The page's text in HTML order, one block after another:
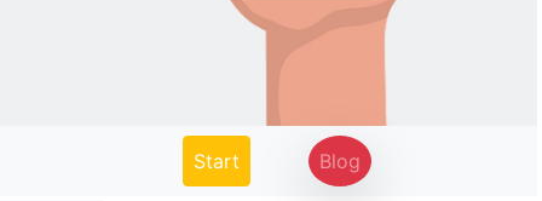
Start (current) Blog